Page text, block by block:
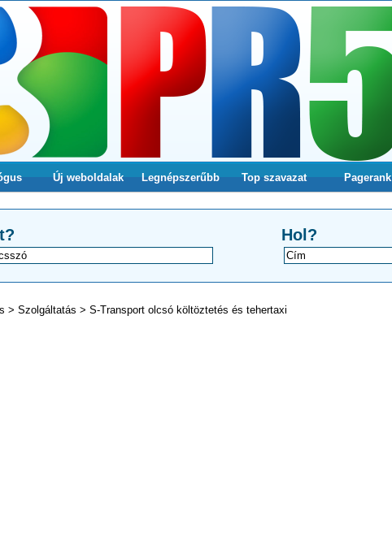
Új weboldalak Legnépszerűbb Top szavazat Pagerank
Hol?
> Szolgáltatás > S-Transport olcsó költöztetés és tehertaxi